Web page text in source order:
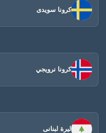
كرونا سويدى
كرونا نرويجي
ليرة لبنانى